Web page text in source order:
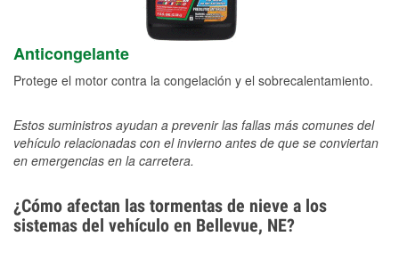
Anticongelante
Protege el motor contra la congelación y el sobrecalentamiento.
Estos suministros ayudan a prevenir las fallas más comunes del
vehículo relacionadas con el invierno antes de que se conviertan
en emergencias en la carretera.
¿Cómo afectan las tormentas de nieve a los
sistemas del vehículo en Bellevue, NE?